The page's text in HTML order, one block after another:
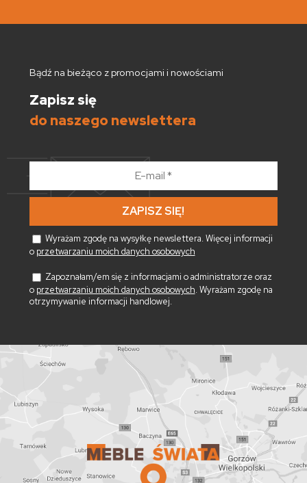
Bądź na bieżąco z promocjami i nowościami
Zapisz się
do naszego newslettera
*
Wyrażam zgodę na wysyłkę newslettera. Więcej informacji
o przetwarzaniu moich danych osobowych
Zapoznałam/em się z informacjami o administratorze oraz
o przetwarzaniu moich danych osobowych. Wyrażam zgodę na
otrzymywanie informacji handlowej.